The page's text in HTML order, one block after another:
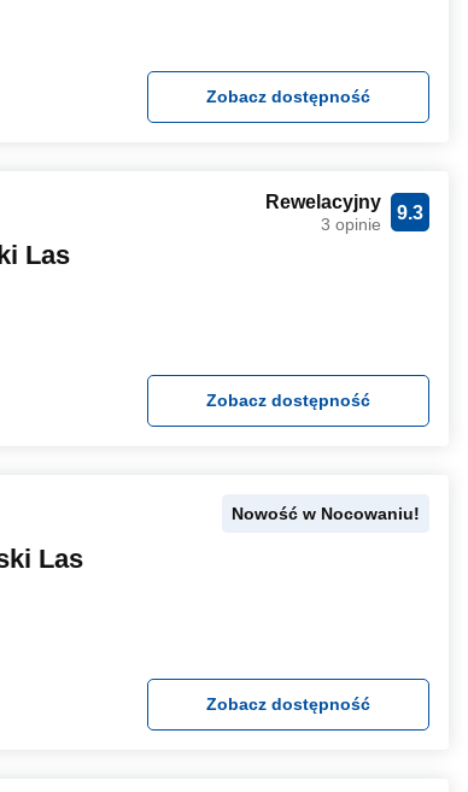
Zobacz dostępność
Las
9.3
Rewelacyjny
3 opinie
Zobacz dostępność
Las
Nowość w Nocowaniu!
Zobacz dostępność